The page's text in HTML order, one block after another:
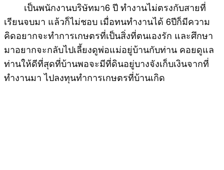
เป็นพนักงานบริษัทมา6 ปี ทำงานไม่ตรงกับสายที่
เรียนจบมา แล้วก็ไม่ชอบ เมื่อทนทำงานได้ 6ปีก็มีความ
คิดอยากจะทำการเกษตรที่เป็นสิ่งที่ตนเองรัก และศึกษา
มาอยากจะกลับไปเลี้ยงดูพ่อแม่อยู่บ้านกับท่าน คอยดูแล
ท่านให้ดีที่สุดที่บ้านพอจะมีที่ดินอยู่บางจังเก็บเงินจากที่
ทำงานมา ไปลงทุนทำการเกษตรที่บ้านเกิด